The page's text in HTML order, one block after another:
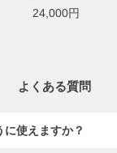
24,000円
よくある質問
使えますか？